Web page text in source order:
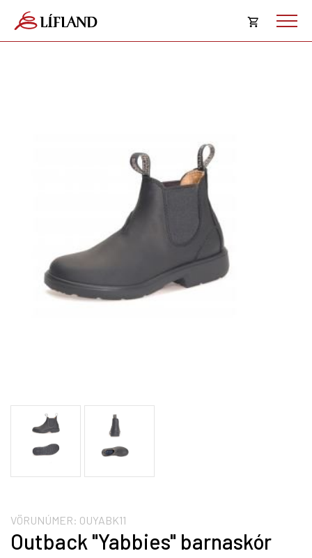
Opna
VÖRUNÚMER: OUYABK11
Outback "Yabbies" barnaskór